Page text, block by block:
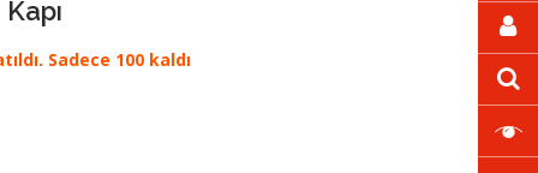
Sadece 100 kaldı